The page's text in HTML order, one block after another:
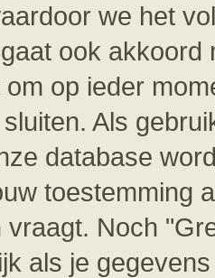
we het
ook
op ieder
Als
database
toestemming
vraagt. Noch
als je